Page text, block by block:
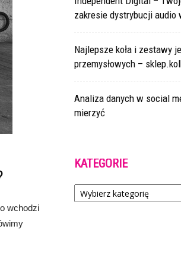
wchodzi
zakresie dystrybucji audio
Najlepsze koła i zestawy
przemysłowych –
Analiza danych w social
mierzyć
KATEGORIE
Kategorie